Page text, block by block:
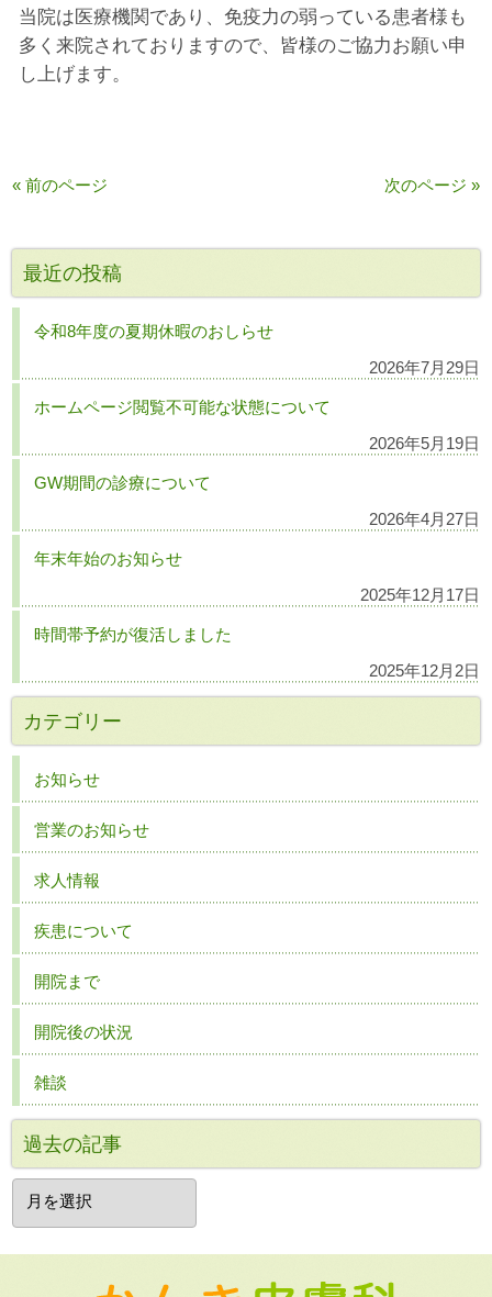
当院は医療機関であり、免疫力の弱っている患者様も
多く来院されておりますので、皆様のご協力お願い申
し上げます。
« 前のページ 次のページ »
最近の投稿
令和8年度の夏期休暇のおしらせ
2026年7月29日
ホームページ閲覧不可能な状態について
2026年5月19日
GW期間の診療について
2026年4月27日
年末年始のお知らせ
2025年12月17日
時間帯予約が復活しました
2025年12月2日
カテゴリー
お知らせ
営業のお知らせ
求人情報
疾患について
開院まで
開院後の状況
雑談
過去の記事
去